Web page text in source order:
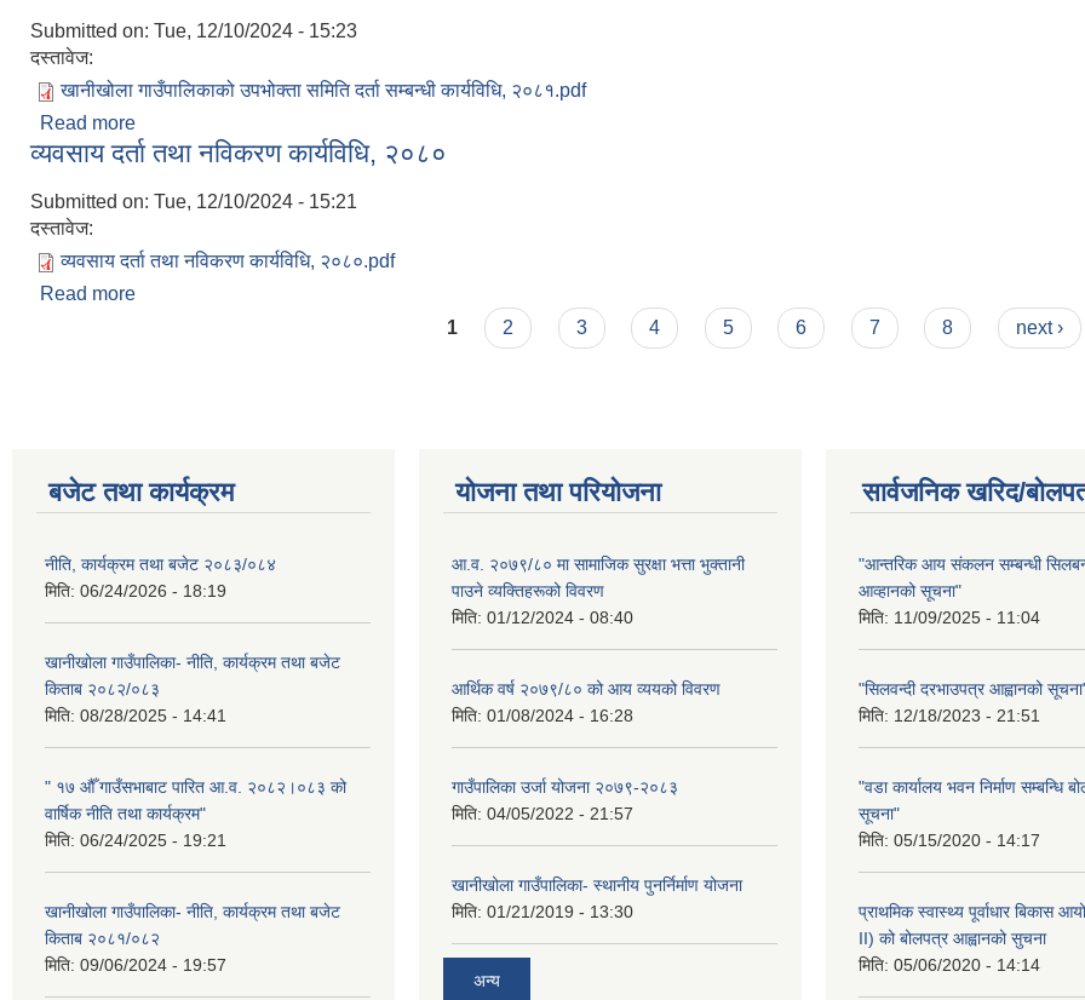
Submitted on: Tue, 12/10/2024 - 15:23
दस्तावेज:
खानीखोला गाउँपालिकाको उपभोक्ता समिति दर्ता सम्बन्धी कार्यविधि, २०८१.pdf
Read more
व्यवसाय दर्ता तथा नविकरण कार्यविधि, २०८०
Submitted on: Tue, 12/10/2024 - 15:21
दस्तावेज:
व्यवसाय दर्ता तथा नविकरण कार्यविधि, २०८०.pdf
Read more
1 2 3 4 5 6 7 8 next ›
बजेट तथा कार्यक्रम
नीति, कार्यक्रम तथा बजेट २०८३/०८४
मिति: 06/24/2026 - 18:19
खानीखोला गाउँपालिका- नीति, कार्यक्रम तथा बजेट
किताब २०८२/०८३
मिति: 08/28/2025 - 14:41
" १७ औँ गाउँसभाबाट पारित आ.व. २०८२।०८३ को
वार्षिक नीति तथा कार्यक्रम"
मिति: 06/24/2025 - 19:21
खानीखोला गाउँपालिका- नीति, कार्यक्रम तथा बजेट
किताब २०८१/०८२
मिति: 09/06/2024 - 19:57
योजना तथा परियोजना
आ.व. २०७९/८० मा सामाजिक सुरक्षा भत्ता भुक्तानी
पाउने व्यक्तिहरूको विवरण
मिति: 01/12/2024 - 08:40
आर्थिक वर्ष २०७९/८० को आय व्ययको विवरण
मिति: 01/08/2024 - 16:28
गाउँपालिका उर्जा योजना २०७९-२०८३
मिति: 04/05/2022 - 21:57
खानीखोला गाउँपालिका- स्थानीय पुनर्निर्माण योजना
मिति: 01/21/2019 - 13:30
अन्य
सार्वजनिक खरिद/
"आन्तरिक आय संकलन सम्बन्धी
आव्हानको सूचना"
मिति: 11/09/2025 - 11:04
"सिलवन्दी दरभाउपत्र आह्वानको
मिति: 12/18/2023 - 21:51
"वडा कार्यालय भवन निर्माण सम्बन्धि
सूचना"
मिति: 05/15/2020 - 14:17
प्राथमिक स्वास्थ्य पूर्वाधार बिकास
II) को बोलपत्र आह्वानको सुचना
मिति: 05/06/2020 - 14:14